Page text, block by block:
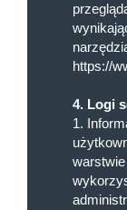
https://
4. Logi
1.